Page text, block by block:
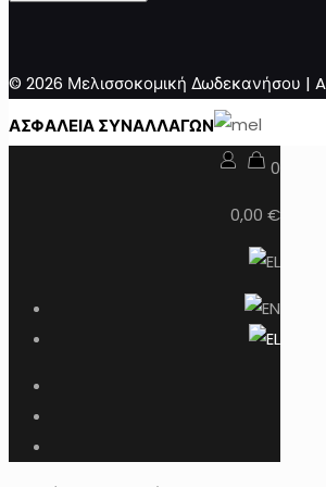
© 2026 Μελισσοκομική Δωδεκανήσου |
ΑΣΦΑΛΕΙΑ ΣΥΝΑΛΛΑΓΩΝ
0
0,00 €